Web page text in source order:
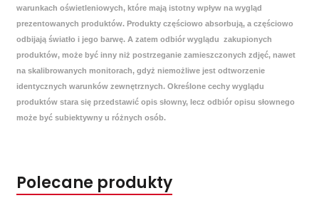
warunkach oświetleniowych, które mają istotny wpływ na wygląd
prezentowanych produktów. Produkty częściowo absorbują, a częściowo
odbijają światło i jego barwę. A zatem odbiór wyglądu zakupionych
produktów, może być inny niż postrzeganie zamieszczonych zdjęć, nawet
na skalibrowanych monitorach, gdyż niemożliwe jest odtworzenie
identycznych warunków zewnętrznych. Określone cechy wyglądu
produktów stara się przedstawić opis słowny, lecz odbiór opisu słownego
może być subiektywny u różnych osób.
Polecane produkty